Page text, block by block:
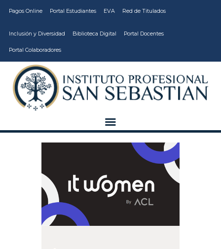
Pagos Online Portal Estudiantes EVA Red de Titulados
Inclusión y Diversidad Biblioteca Digital Portal Docentes
Portal Colaboradores
CARRERAS
VIDA ESTUDIANTIL
INSTITUCIÓN
VCM
CONTINUA